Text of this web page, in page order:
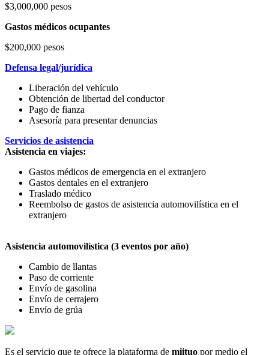
$3,000,000 pesos
Gastos médicos ocupantes
$200,000 pesos
Defensa legal/jurídica
Liberación del vehículo
Obtención de libertad del conductor
Pago de fianza
Asesoría para presentar denuncias
Servicios de asistencia
Asistencia en viajes:
Gastos médicos de emergencia en el extranjero
Gastos dentales en el extranjero
Traslado médico
Reembolso de gastos de asistencia automovilística en el
extranjero
Asistencia automovilística (3 eventos por año)
Cambio de llantas
Paso de corriente
Envío de gasolina
Envío de cerrajero
Envío de grúa
Es el servicio que te ofrece la plataforma de miituo por medio el